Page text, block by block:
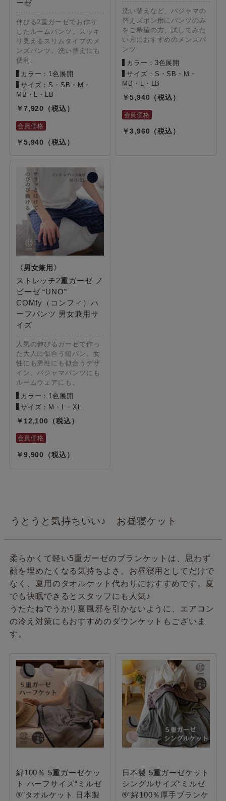
ーゼ
伸びる2重ガーゼでお作り
したルームパンツ。スッキ
リ見えるスリムタイプのメ
ンズパンツ。洗い替えにも
便利。
カラー：1色展開
サイズ：S・SB・M・
MB・L・LB
7,920
5,940
洗い替えなど、パジャマの
替えズボン用にパンツのみ
をご希望の方、試してみた
い方におすすめのメンズパ
ンツ
カラー：3色展開
サイズ：S・SB・M・
MB・L・LB
5,940
3,960
ストレッチ2重ガーゼ ノ
ビーゼ “UNO”
COMfy（コンフィ）ハ
ーフパンツ 男女兼用サ
イズ
人気の伸びるガーゼで作っ
た大人に似合う短パン。女
性にも男性にも似合うデザ
イン。パジャマパンツにも
ルームウェアにも。
カラー：1色展開
サイズ：M・L・XL
12,100
9,900
うとうと気持ちいい♪ お昼寝ケット
柔らかくて軽い5重ガーゼのブランケットは、思わず
顔を埋めたくなる気持ちよさ。お昼寝用としてだけで
なく、夏用のタオルケット代わりにおすすめです。夏
でも快眠できるとスタッフにも人気♪
うたたねでうかり夏風邪を引かないように、エアコン
の冷え対策にもおすすめのダウンケットもございま
す。
綿100％ 5重ガーゼケッ
ト ハーフサイズ“ミルゼ
®”タオルケット 日本製
日本製 5重ガーゼケット
シングルサイズ“ミルゼ
®”綿100％厚手ブランケ